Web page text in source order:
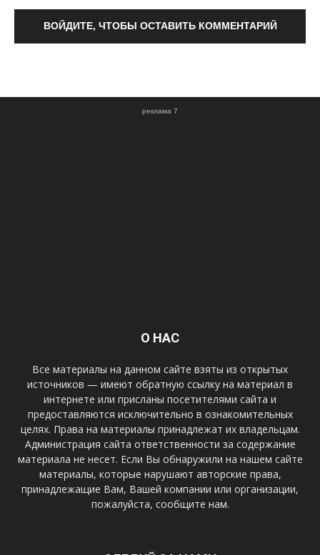
ВОЙДИТЕ, ЧТОБЫ ОСТАВИТЬ КОММЕНТАРИЙ
реклама 7
О НАС
Все материалы на данном сайте взяты из открытых
источников — имеют обратную ссылку на материал в
интернете или присланы посетителями сайта и
предоставляются исключительно в ознакомительных
целях. Права на материалы принадлежат их владельцам.
Администрация сайта ответственности за содержание
материала не несет. Если Вы обнаружили на нашем сайте
материалы, которые нарушают авторские права,
принадлежащие Вам, Вашей компании или организации,
пожалуйста, сообщите нам.